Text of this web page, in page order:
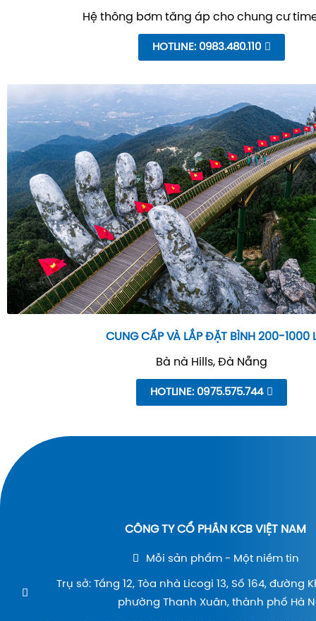
Hệ thông bơm tăng áp cho chung cư
HOTLINE: 0983.480.110
CUNG CẤP VÀ LẮP ĐẶT BÌNH 200-1000
Bà nà Hills, Đà Nẵng
HOTLINE: 0975.575.744
CÔNG TY CỔ PHẦN KCB VIỆT NAM
Mỗi sản phẩm - Một niềm tin
Trụ sở: Tầng 12, Tòa nhà Licogi 13, Số 164, đường
phường Thanh Xuân, thành phố Hà